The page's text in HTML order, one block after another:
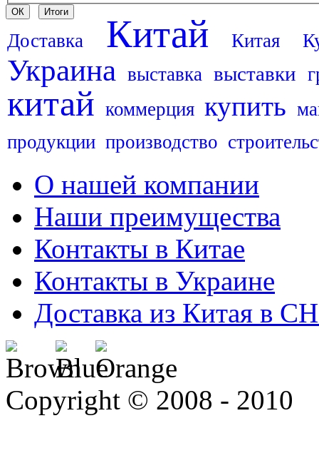
Доставка Китай Китая
Украина выставка выставки
китай коммерция купить
продукции производство
О нашей компании
Наши преимущества
Контакты в Китае
Контакты в Украине
Доставка из Китая в
Copyright © 2008 - 2010